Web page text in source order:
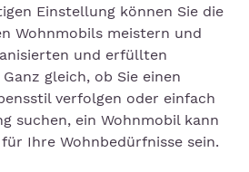
Einstellung können Sie die
Wohnmobils meistern und
und erfüllten
gleich, ob Sie einen
verfolgen oder einfach
suchen, ein Wohnmobil kann
Ihre Wohnbedürfnisse sein.